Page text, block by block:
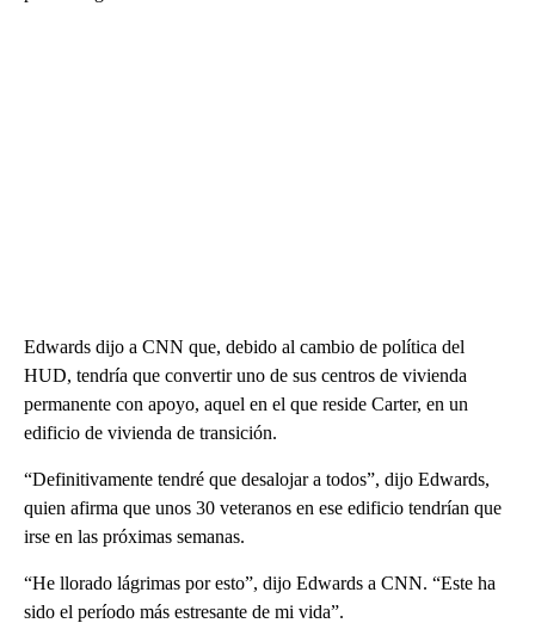
Edwards dijo a CNN que, debido al cambio de política del
HUD, tendría que convertir uno de sus centros de vivienda
permanente con apoyo, aquel en el que reside Carter, en un
edificio de vivienda de transición.
“Definitivamente tendré que desalojar a todos”, dijo Edwards,
quien afirma que unos 30 veteranos en ese edificio tendrían que
irse en las próximas semanas.
“He llorado lágrimas por esto”, dijo Edwards a CNN. “Este ha
sido el período más estresante de mi vida”.